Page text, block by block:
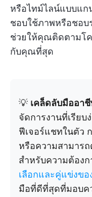
หรือไทม์ไลน์แบบแก
ชอบใช้ภาพหรือชอบ
ช่วยให้คุณติดตามโค
กับคุณที่สุด
💡 เคล็ดลับมืออา
จัดการงานที่เรีย
ฟีเจอร์แชทในตัว
หรือความสามารถ
สำหรับความต้อง
เลือกและคู่แข่งข
มือที่ดีที่สุดที่มอบค